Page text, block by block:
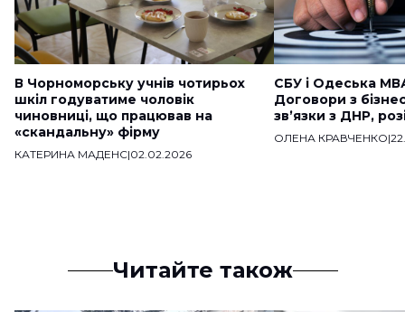
В Чорноморську учнів чотирьох
шкіл годуватиме чоловік
чиновниці, що працював на
«скандальну» фірму
КАТЕРИНА МАДЕНС|02.02.2026
СБУ і Одеська
Договори з
звʼязки з ДНР,
ОЛЕНА КРАВЧЕНКО|
Читайте також